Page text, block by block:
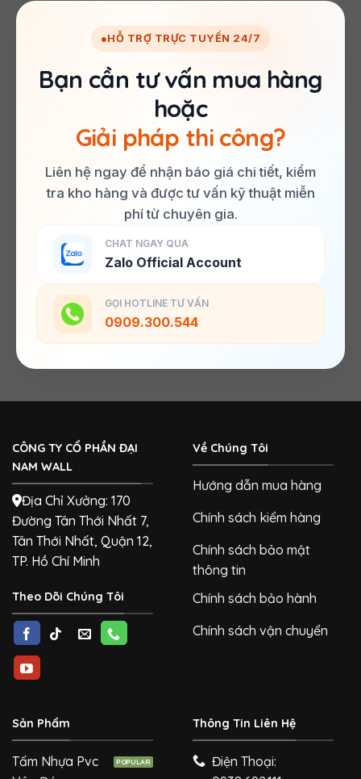
●HỖ TRỢ TRỰC TUYẾN 24/7
Bạn cần tư vấn mua hàng
hoặc
Giải pháp thi công?
Liên hệ ngay để nhận báo giá chi tiết, kiểm
tra kho hàng và được tư vấn kỹ thuật miễn
phí từ chuyên gia.
CHAT NGAY QUA
Zalo Official Account
GỌI HOTLINE TƯ VẤN
0909.300.544
CÔNG TY CỔ PHẦN ĐẠI
NAM WALL
Địa Chỉ Xưởng: 170
Đường Tân Thới Nhất 7,
Tân Thới Nhất, Quận 12,
TP. Hồ Chí Minh
Theo Dõi Chúng Tôi
Về Chúng Tôi
Hướng dẫn mua hàng
Chính sách kiểm hàng
Chính sách bảo mật
thông tin
Chính sách bảo hành
Chính sách vận chuyển
Sản Phẩm
Tấm Nhựa Pvc
Thông Tin Liên Hệ
Điện Thoại: